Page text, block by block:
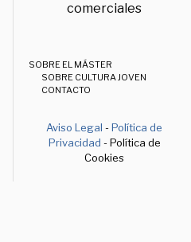
comerciales
SOBRE EL MÁSTER
SOBRE CULTURA JOVEN
CONTACTO
Aviso Legal -Política de
Privacidad - Política de
Cookies